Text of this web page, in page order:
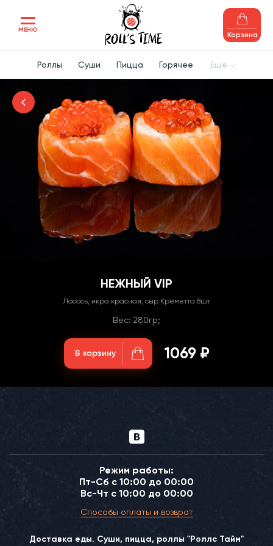
МЕНЮ
Корзина
Роллы Суши Пицца Горячее Ещё
НЕЖНЫЙ VIP
Лосось, икра красная, сыр Креметта 8шт
Вес: 280гр;
В корзину 1069 ₽
Доставка еды. Суши, пицца, роллы "Роллс Тайм"
Режим работы:
Пт-Сб с 10:00 до 00:00
Вс-Чт с 10:00 до 00:00
Способы оплаты и возврат